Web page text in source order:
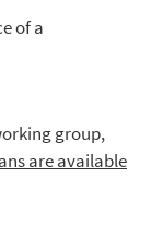
of a
group,
are available